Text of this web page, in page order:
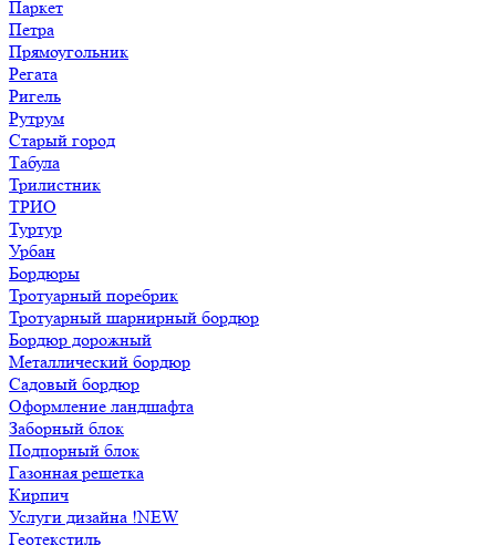
Паркет
Петра
Прямоугольник
Регата
Ригель
Рутрум
Старый город
Табула
Трилистник
ТРИО
Туртур
Урбан
Бордюры
Тротуарный поребрик
Тротуарный шарнирный бордюр
Бордюр дорожный
Металлический бордюр
Садовый бордюр
Оформление ландшафта
Заборный блок
Подпорный блок
Газонная решетка
Кирпич
Услуги дизайна !NEW
Геотекстиль